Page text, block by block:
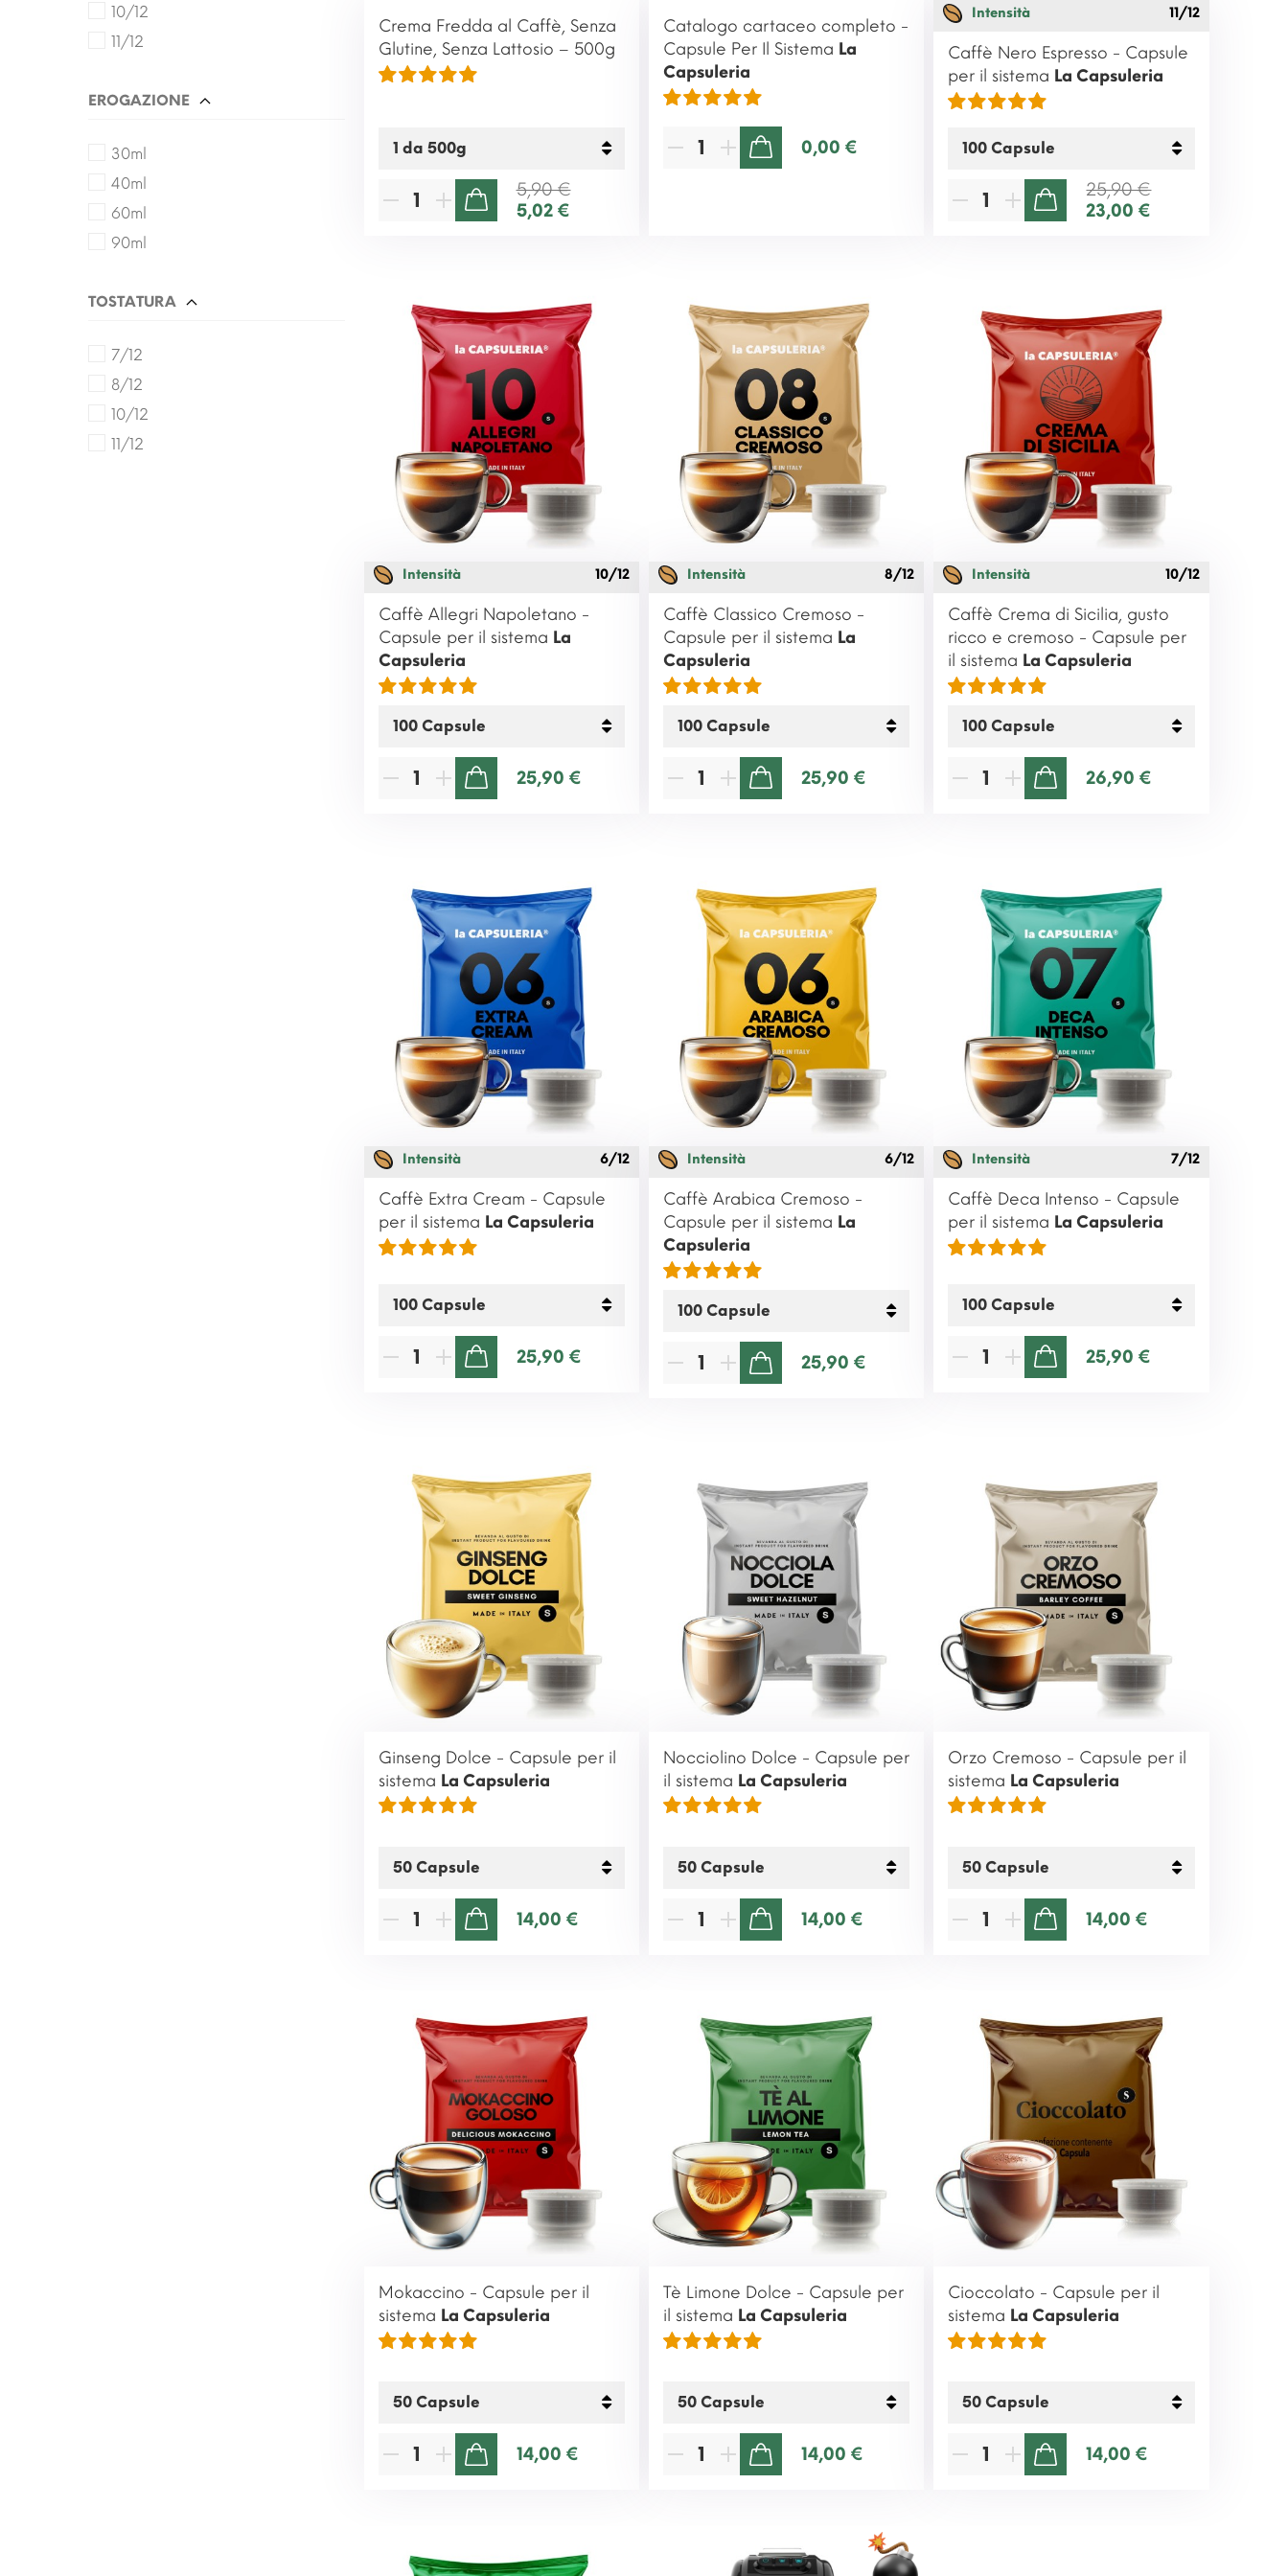
10/12
11/12
EROGAZIONE
30ml
40ml
60ml
90ml
TOSTATURA
7/12
8/12
10/12
11/12
Crema Fredda al Caffè, Senza
Glutine, Senza Lattosio – 500g
5,90 €
5,02 €
Catalogo cartaceo completo -
Capsule Per Il Sistema La
Capsuleria
0,00 €
Intensità 11/12
Caffè Nero Espresso - Capsule
per il sistema La Capsuleria
25,90 €
23,00 €
Intensità 10/12
Caffè Allegri Napoletano -
Capsule per il sistema La
Capsuleria
25,90 €
Intensità 8/12
Caffè Classico Cremoso -
Capsule per il sistema La
Capsuleria
25,90 €
Intensità 10/12
Caffè Crema di Sicilia, gusto
ricco e cremoso - Capsule per
il sistema La Capsuleria
26,90 €
Intensità 6/12
Caffè Extra Cream - Capsule
per il sistema La Capsuleria
25,90 €
Intensità 6/12
Caffè Arabica Cremoso -
Capsule per il sistema La
Capsuleria
25,90 €
Intensità 7/12
Caffè Deca Intenso - Capsule
per il sistema La Capsuleria
25,90 €
Ginseng Dolce - Capsule per il
sistema La Capsuleria
14,00 €
Nocciolino Dolce - Capsule per
il sistema La Capsuleria
14,00 €
Orzo Cremoso - Capsule per il
sistema La Capsuleria
14,00 €
Mokaccino - Capsule per il
sistema La Capsuleria
14,00 €
Tè Limone Dolce - Capsule per
il sistema La Capsuleria
14,00 €
Cioccolato - Capsule per il
sistema La Capsuleria
14,00 €